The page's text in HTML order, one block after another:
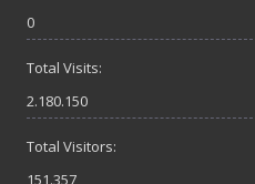
0
Total Visits:
2.180.150
Total Visitors:
151.357